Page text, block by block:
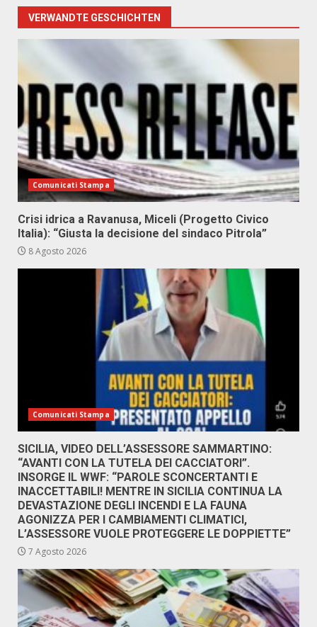
VERWANDTE GESCHICHTEN
Comunicati Stampa
Crisi idrica a Ravanusa, Miceli (Progetto Civico
Italia): “Giusta la decisione del sindaco Pitrola”
8 Agosto 2026
Comunicati Stampa
SICILIA, VIDEO DELL’ASSESSORE SAMMARTINO:
“AVANTI CON LA TUTELA DEI CACCIATORI”.
INSORGE IL WWF: “PAROLE SCONCERTANTI E
INACCETTABILI! MENTRE IN SICILIA CONTINUA LA
DEVASTAZIONE DEGLI INCENDI E LA FAUNA
AGONIZZA PER I CAMBIAMENTI CLIMATICI,
L’ASSESSORE VUOLE PROTEGGERE LE DOPPIETTE”
7 Agosto 2026